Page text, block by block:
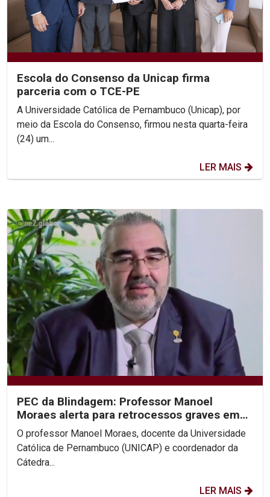
Escola do Consenso da Unicap firma
parceria com o TCE-PE
A Universidade Católica de Pernambuco (Unicap), por
meio da Escola do Consenso, firmou nesta quarta-feira
(24) um...
LER MAIS
PEC da Blindagem: Professor Manoel
Moraes alerta para retrocessos graves em
entrevistas à Rede Globo
O professor Manoel Moraes, docente da Universidade
Católica de Pernambuco (UNICAP) e coordenador da
Cátedra...
LER MAIS